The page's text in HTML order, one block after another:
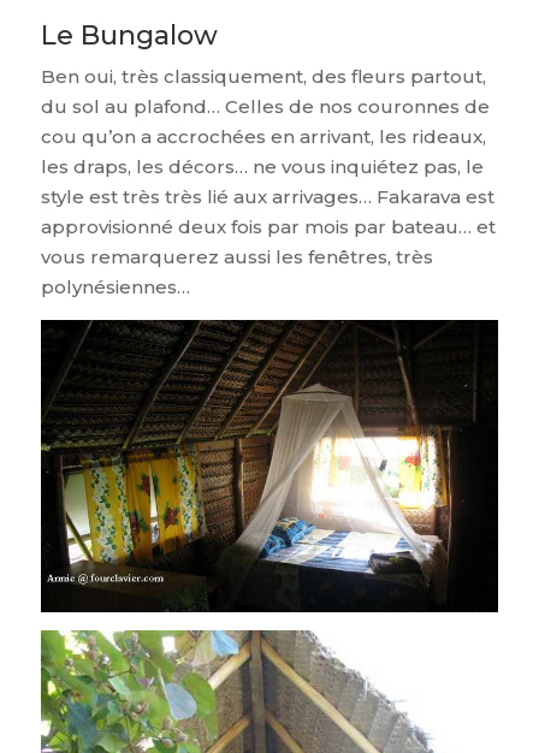
Le Bungalow
Ben oui, très classiquement, des fleurs partout,
du sol au plafond… Celles de nos couronnes de
cou qu’on a accrochées en arrivant, les rideaux,
les draps, les décors… ne vous inquiétez pas, le
style est très très lié aux arrivages… Fakarava est
approvisionné deux fois par mois par bateau… et
vous remarquerez aussi les fenêtres, très
polynésiennes…